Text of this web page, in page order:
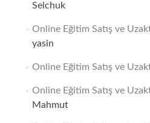
Selchuk
Online Eğitim Satış ve
yasin
Online Eğitim Satış ve
Online Eğitim Satış ve
Mahmut